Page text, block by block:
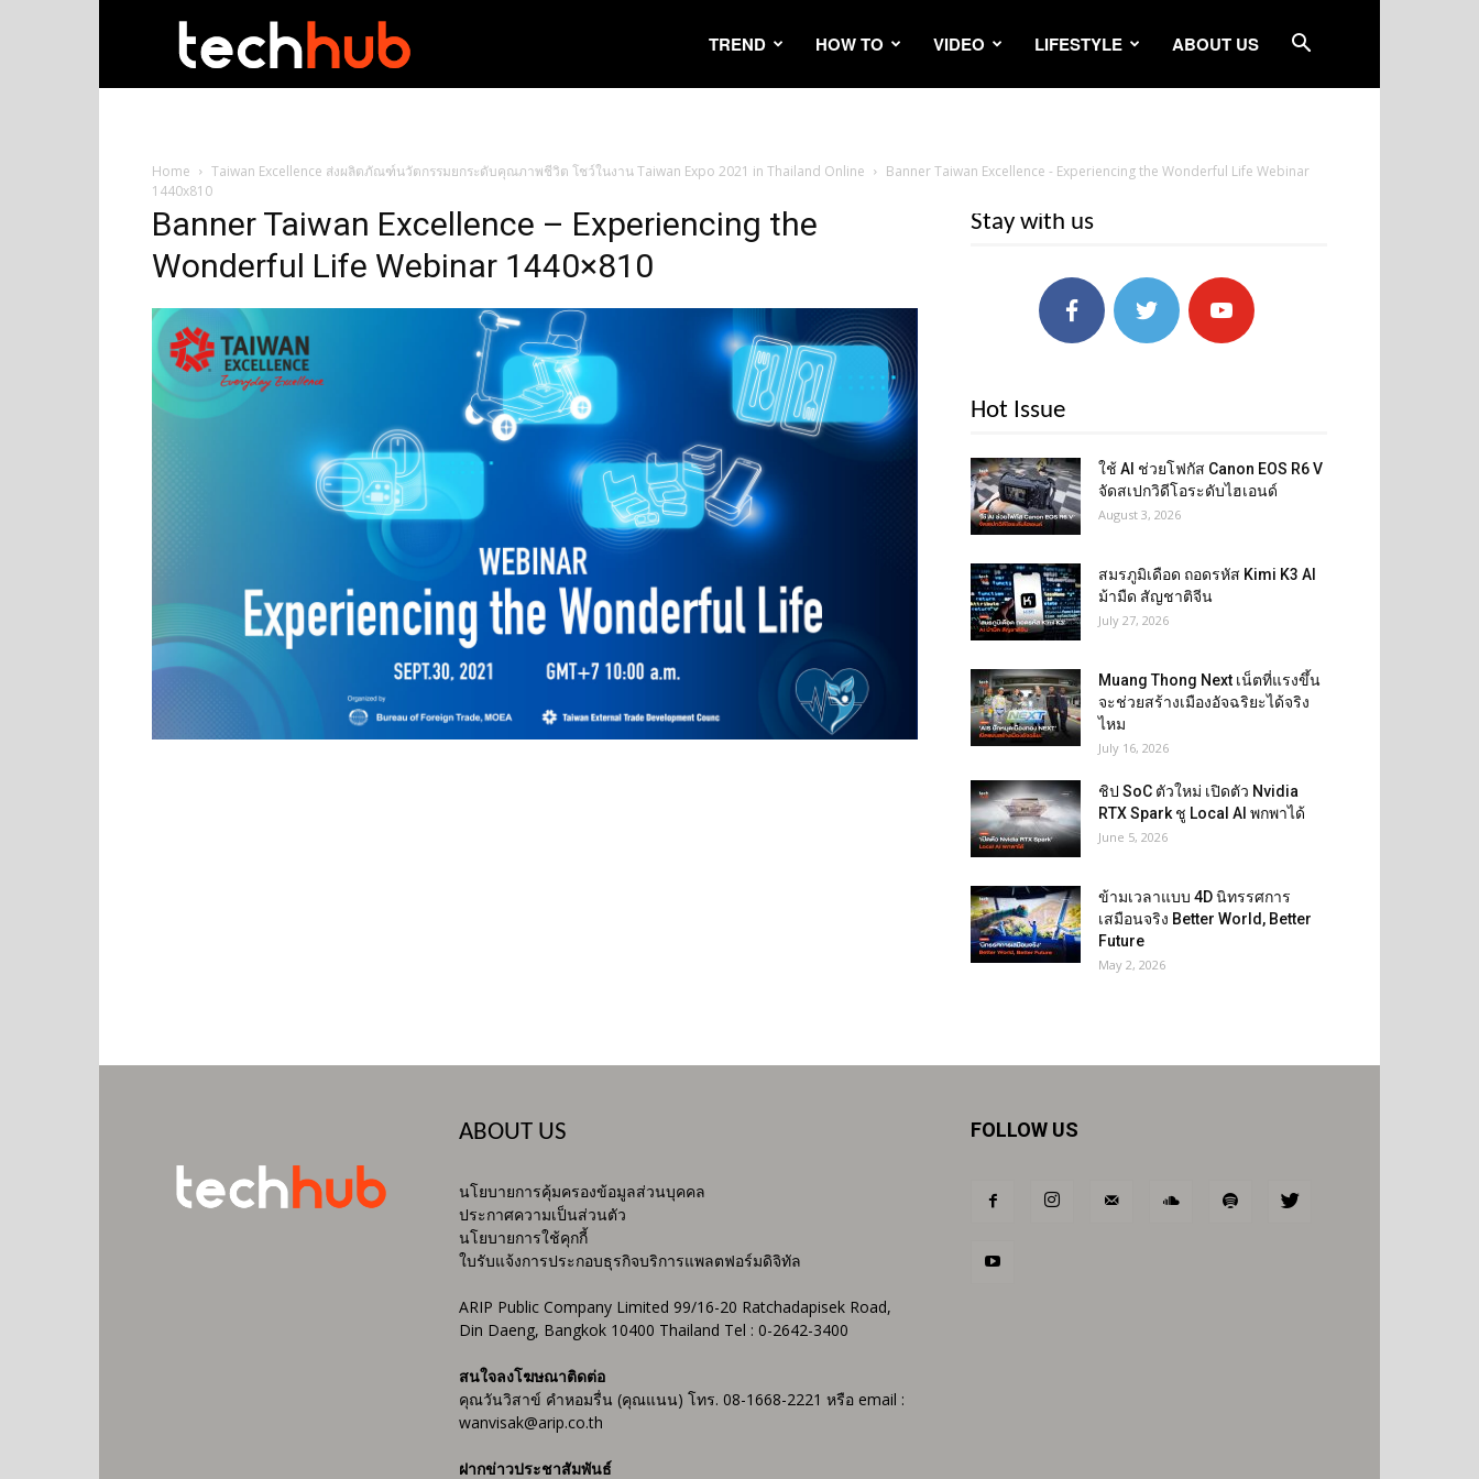
TREND HOW TO VIDEO LIFESTYLE ABOUT US
Home Taiwan Excellence ส่งผลิตภัณฑ์นวัตกรรมยกระดับคุณภาพชีวิต โชว์ในงาน Taiwan Expo 2021 in Thailand Online
Banner Taiwan Excellence - Experiencing the Wonderful Life Webinar
1440x810
Banner Taiwan Excellence – Experiencing the
Wonderful Life Webinar 1440×810
Stay with us
Hot Issue
ใช้ AI ช่วยโฟกัส Canon EOS R6 V
จัดสเปกวิดีโอระดับไฮเอนด์
August 3, 2026
สมรภูมิเดือด ถอดรหัส Kimi K3 AI
ม้ามืด สัญชาติจีน
July 27, 2026
Muang Thong Next เน็ตที่แรงขึ้น
จะช่วยสร้างเมืองอัจฉริยะได้จริง
ไหม
July 16, 2026
ชิป SoC ตัวใหม่ เปิดตัว Nvidia
RTX Spark ชู Local AI พกพาได้
June 5, 2026
ข้ามเวลาแบบ 4D นิทรรศการ
เสมือนจริง Better World, Better
Future
May 2, 2026
ABOUT US
นโยบายการคุ้มครองข้อมูลส่วนบุคคล
ประกาศความเป็นส่วนตัว
นโยบายการใช้คุกกี้
ใบรับแจ้งการประกอบธุรกิจบริการแพลตฟอร์มดิจิทัล
ARIP Public Company Limited 99/16-20 Ratchadapisek Road,
Din Daeng, Bangkok 10400 Thailand Tel : 0-2642-3400
สนใจลงโฆษณาติดต่อ
คุณวันวิสาข์ คำหอมรื่น (คุณแนน) โทร. 08-1668-2221 หรือ email :
wanvisak@arip.co.th
ฝากข่าวประชาสัมพันธ์
FOLLOW US